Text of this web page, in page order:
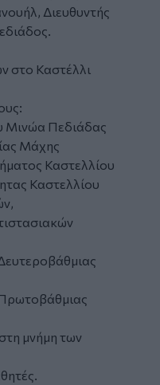
Διευθυντής
στο Καστέλλι
Μινώα Πεδιάδας
Μάχης
Καστελλίου
Καστελλίου
μνήμη των